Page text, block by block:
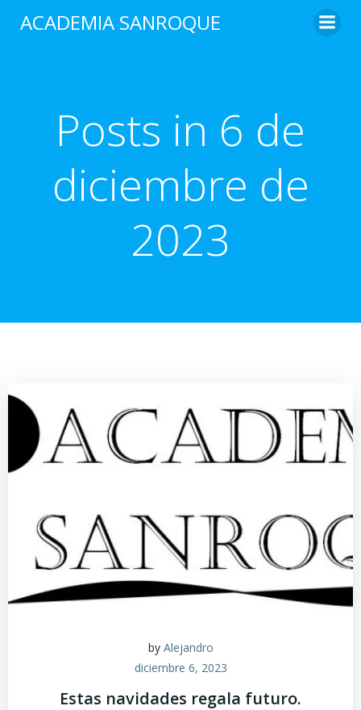
al
ACADEMIA SANROQUE
Posts in 6 de
diciembre de
2023
by Alejandro
diciembre 6, 2023
Estas navidades regala futuro.